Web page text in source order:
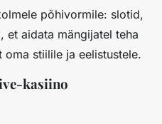
põhivormile: slotid,
et aidata mängijatel teha
stiilile ja eelistustele.
kasiino